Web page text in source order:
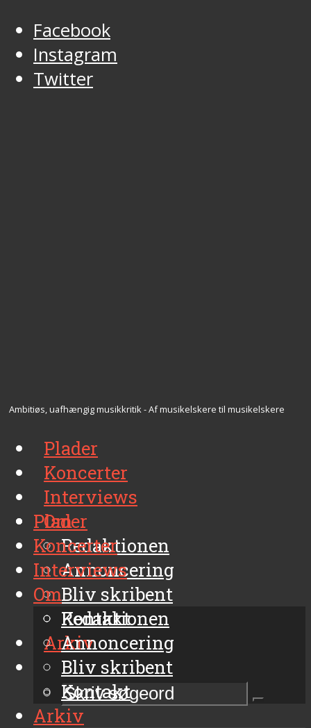
Facebook
Instagram
Twitter
Ambitiøs, uafhængig musikkritik - Af musikelskere til musikelskere
Plader
Koncerter
Interviews
Om
Redaktionen
Annoncering
Bliv skribent
Kontakt
Arkiv
Plader
Koncerter
Interviews
Om
Redaktionen
Annoncering
Bliv skribent
Kontakt
Arkiv